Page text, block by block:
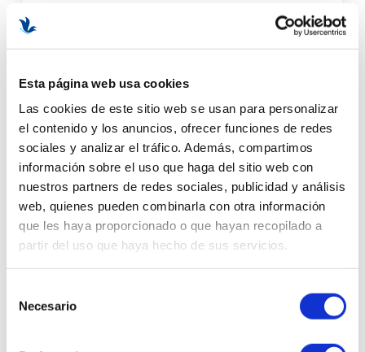
Esta página web usa cookies
Las cookies de este sitio web se usan para personalizar
el contenido y los anuncios, ofrecer funciones de redes
sociales y analizar el tráfico. Además, compartimos
información sobre el uso que haga del sitio web con
nuestros partners de redes sociales, publicidad y análisis
web, quienes pueden combinarla con otra información
que les haya proporcionado o que hayan recopilado a
partir del uso que haya hecho de sus servicios.
Necesario
48,40 €
-12%